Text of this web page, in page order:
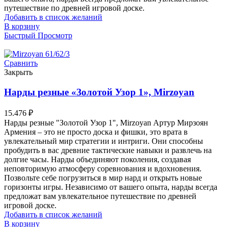
путешествие по древней игровой доске.
Добавить в список желаний
В корзину
Быстрый Просмотр
Сравнить
Закрыть
Нарды резные «Золотой Узор 1», Mirzoyan
15.476 ₽
Нарды резные "Золотой Узор 1", Mirzoyan Артур Мирзоян
Армения – это не просто доска и фишки, это врата в
увлекательный мир стратегии и интриги. Они способны
пробудить в вас древние тактические навыки и развлечь на
долгие часы. Нарды объединяют поколения, создавая
неповторимую атмосферу соревнования и вдохновения.
Позвольте себе погрузиться в мир нард и открыть новые
горизонты игры. Независимо от вашего опыта, нарды всегда
предложат вам увлекательное путешествие по древней
игровой доске.
Добавить в список желаний
В корзину